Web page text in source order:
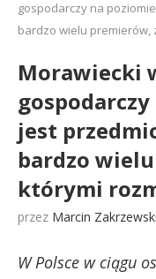
gospodarczy na
bardzo wielu premierów,
Morawiecki
jest
bardzo
którymi
przez Marcin Zakrzewski
W Polsce w ciągu